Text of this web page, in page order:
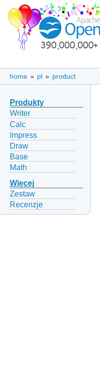
home » pl » product
Produkty
Writer
Calc
Impress
Draw
Base
Math
Więcej
Zestaw
Recenzje